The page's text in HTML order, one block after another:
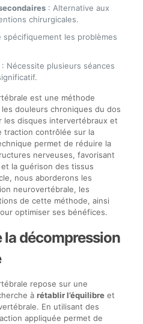
: Alternative aux
chirurgicales.
les problèmes
: Nécessite plusieurs séances
est une méthode
douleurs chroniques du dos
les disques intervertébraux et
traction contrôlée sur la
permet de réduire la
nerveuses, favorisant
la guérison des tissus
nous aborderons les
neurovertébrale, les
de cette méthode, ainsi
optimiser ses bénéfices.
la décompression
repose sur une
à rétablir l’équilibreet
En utilisant des
appliquée permet de